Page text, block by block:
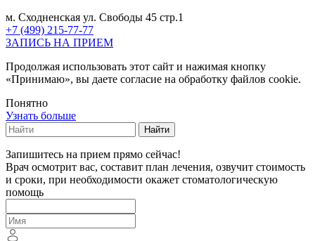
м. Сходненская ул. Свободы 45 стр.1
+7 (499) 215-77-77
ЗАПИСЬ НА ПРИЕМ
Продолжая использовать этот сайт и нажимая кнопку
«Принимаю», вы даете согласие на обработку файлов cookie.
Понятно
Узнать больше
Найти
Запишитесь на прием прямо сейчас!
Врач осмотрит вас, составит план лечения, озвучит стоимость
и сроки, при необходимости окажет стоматологическую
помощь